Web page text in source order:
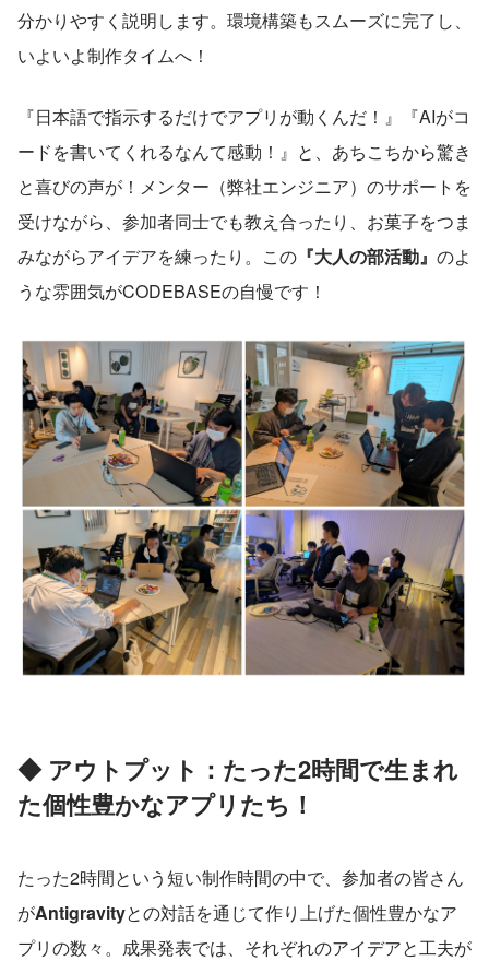
分かりやすく説明します。環境構築もスムーズに完了し、
いよいよ制作タイムへ！
『日本語で指示するだけでアプリが動くんだ！』『AIがコ
ードを書いてくれるなんて感動！』と、あちこちから驚き
と喜びの声が！メンター（弊社エンジニア）のサポートを
受けながら、参加者同士でも教え合ったり、お菓子をつま
みながらアイデアを練ったり。この 『大人の部活動』 のよ
うな雰囲気がCODEBASEの自慢です！
◆ アウトプット：たった2時間で生まれ
た個性豊かなアプリたち！
たった2時間という短い制作時間の中で、参加者の皆さん
がAntigravityとの対話を通じて作り上げた個性豊かなア
プリの数々。成果発表では、それぞれのアイデアと工夫が